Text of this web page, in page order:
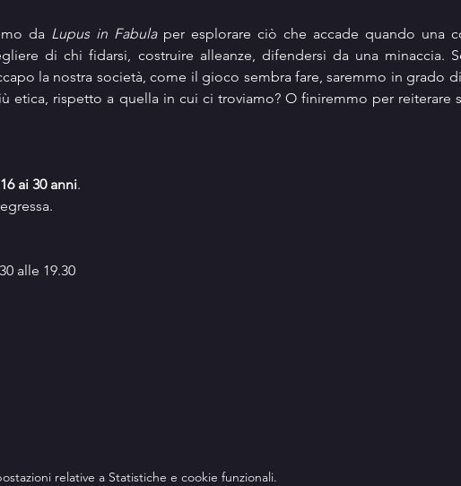
da Lupus in Fabula per esplorare ciò che accade quando una
di chi fidarsi, costruire alleanze, difendersi da una minaccia.
la nostra società, come il gioco sembra fare, saremmo in grado
etica, rispetto a quella in cui ci troviamo? O finiremmo per reiterare
ai 30 anni.
alle 19.30
relative a Statistiche e cookie funzionali.